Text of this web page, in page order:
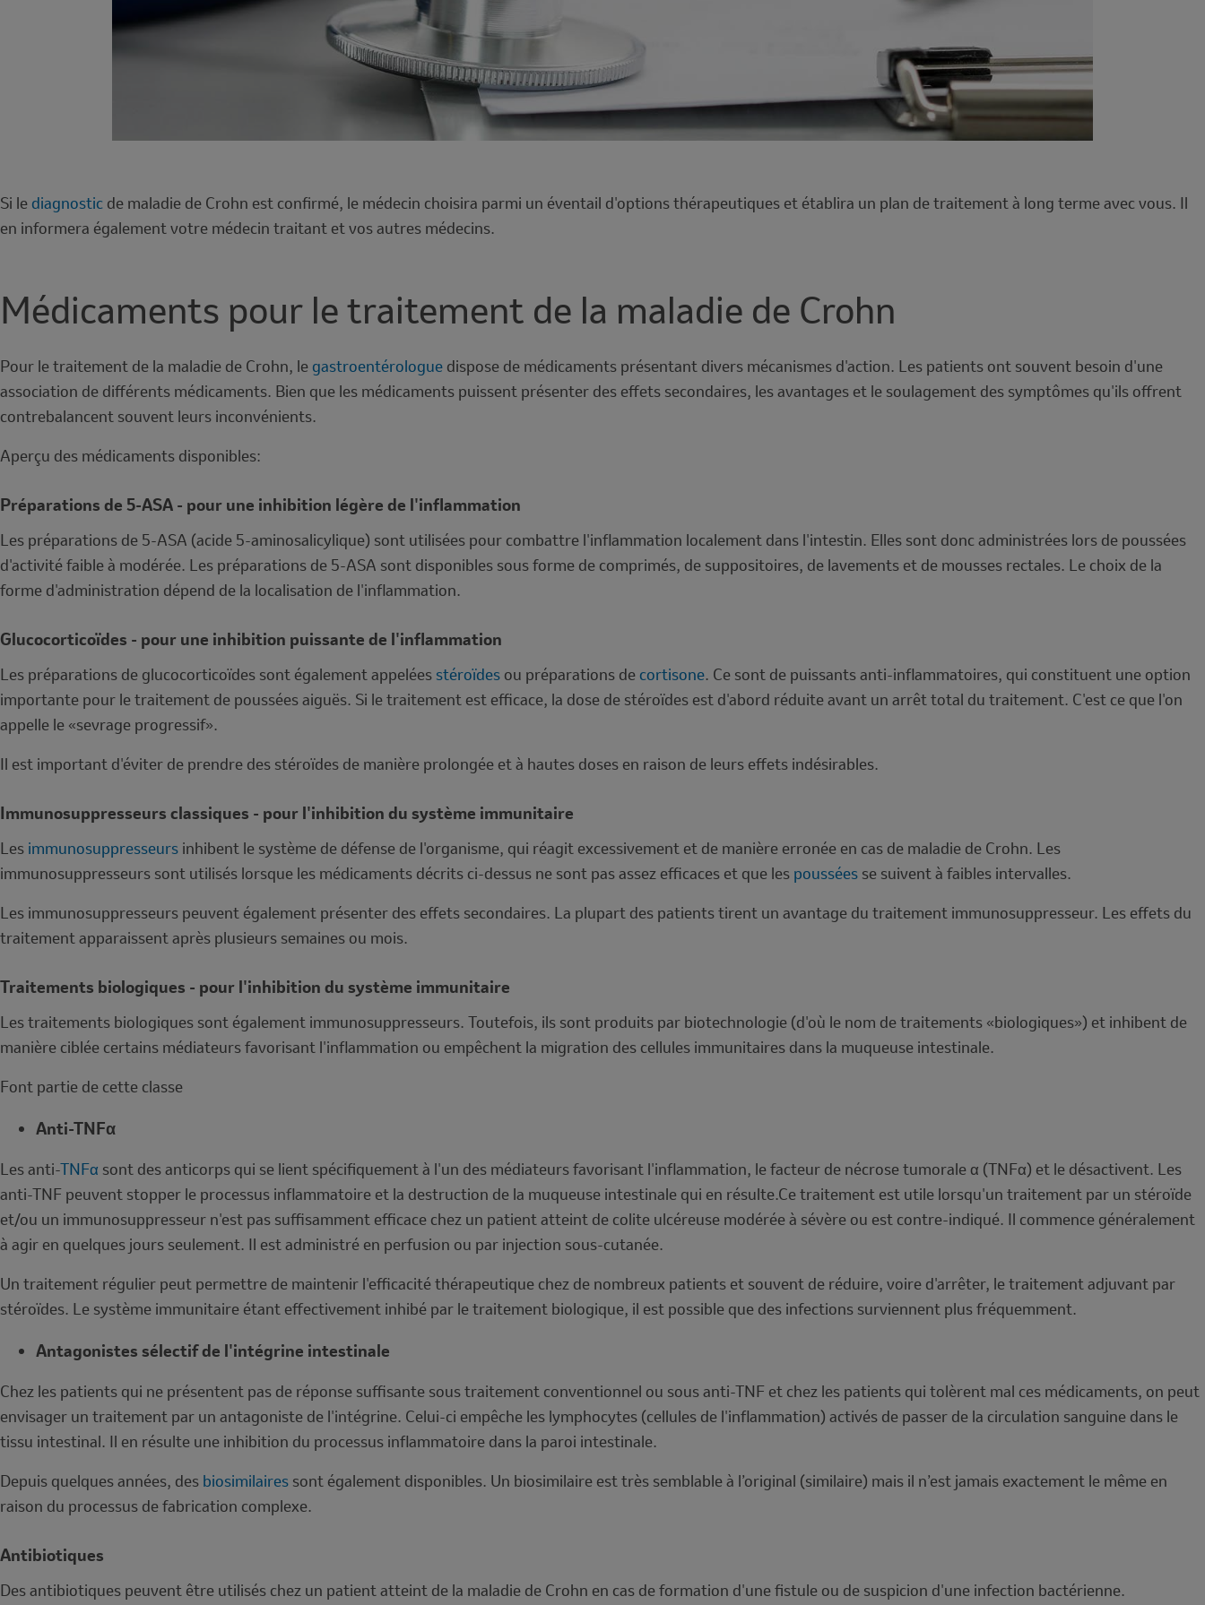
Si le diagnostic de maladie de Crohn est confirmé, le médecin choisira parmi un éventail d'options thérapeutiques et établira un plan de traitement à long terme avec vous. Il
en informera également votre médecin traitant et vos autres médecins.
Médicaments pour le traitement de la maladie de Crohn
Pour le traitement de la maladie de Crohn, le gastroentérologue dispose de médicaments présentant divers mécanismes d'action. Les patients ont souvent besoin d'une
association de différents médicaments. Bien que les médicaments puissent présenter des effets secondaires, les avantages et le soulagement des symptômes qu'ils offrent
contrebalancent souvent leurs inconvénients.
Aperçu des médicaments disponibles:
Préparations de 5-ASA - pour une inhibition légère de l'inflammation
Les préparations de 5-ASA (acide 5-aminosalicylique) sont utilisées pour combattre l'inflammation localement dans l'intestin. Elles sont donc administrées lors de poussées
d'activité faible à modérée. Les préparations de 5-ASA sont disponibles sous forme de comprimés, de suppositoires, de lavements et de mousses rectales. Le choix de la
forme d'administration dépend de la localisation de l'inflammation.
Glucocorticoïdes - pour une inhibition puissante de l'inflammation
Les préparations de glucocorticoïdes sont également appelées stéroïdes ou préparations decortisone. Ce sont de puissants anti-inflammatoires, qui constituent une option
importante pour le traitement de poussées aiguës. Si le traitement est efficace, la dose de stéroïdes est d'abord réduite avant un arrêt total du traitement. C'est ce que l'on
appelle le «sevrage progressif».
Il est important d'éviter de prendre des stéroïdes de manière prolongée et à hautes doses en raison de leurs effets indésirables.
Immunosuppresseurs classiques - pour l'inhibition du système immunitaire
Les immunosuppresseurs inhibent le système de défense de l'organisme, qui réagit excessivement et de manière erronée en cas de maladie de Crohn. Les
immunosuppresseurs sont utilisés lorsque les médicaments décrits ci-dessus ne sont pas assez efficaces et que les poussées se suivent à faibles intervalles.
Les immunosuppresseurs peuvent également présenter des effets secondaires. La plupart des patients tirent un avantage du traitement immunosuppresseur. Les effets du
traitement apparaissent après plusieurs semaines ou mois.
Traitements biologiques - pour l'inhibition du système immunitaire
Les traitements biologiques sont également immunosuppresseurs. Toutefois, ils sont produits par biotechnologie (d'où le nom de traitements «biologiques») et inhibent de
manière ciblée certains médiateurs favorisant l'inflammation ou empêchent la migration des cellules immunitaires dans la muqueuse intestinale.
Font partie de cette classe
Anti-TNFα
Les anti-TNFα sont des anticorps qui se lient spécifiquement à l'un des médiateurs favorisant l'inflammation, le facteur de nécrose tumorale α (TNFα) et le désactivent. Les
anti-TNF peuvent stopper le processus inflammatoire et la destruction de la muqueuse intestinale qui en résulte.Ce traitement est utile lorsqu'un traitement par un stéroïde
et/ou un immunosuppresseur n'est pas suffisamment efficace chez un patient atteint de colite ulcéreuse modérée à sévère ou est contre-indiqué. Il commence généralement
à agir en quelques jours seulement. Il est administré en perfusion ou par injection sous-cutanée.
Un traitement régulier peut permettre de maintenir l'efficacité thérapeutique chez de nombreux patients et souvent de réduire, voire d'arrêter, le traitement adjuvant par
stéroïdes. Le système immunitaire étant effectivement inhibé par le traitement biologique, il est possible que des infections surviennent plus fréquemment.
Antagonistes sélectif de l'intégrine intestinale
Chez les patients qui ne présentent pas de réponse suffisante sous traitement conventionnel ou sous anti-TNF et chez les patients qui tolèrent mal ces médicaments, on peut
envisager un traitement par un antagoniste de l'intégrine. Celui-ci empêche les lymphocytes (cellules de l'inflammation) activés de passer de la circulation sanguine dans le
tissu intestinal. Il en résulte une inhibition du processus inflammatoire dans la paroi intestinale.
Depuis quelques années, des biosimilaires sont également disponibles. Un biosimilaire est très semblable à l’original (similaire) mais il n’est jamais exactement le même en
raison du processus de fabrication complexe.
Antibiotiques
Des antibiotiques peuvent être utilisés chez un patient atteint de la maladie de Crohn en cas de formation d'une fistule ou de suspicion d'une infection bactérienne.